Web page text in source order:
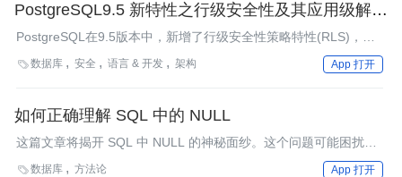
PostgreSQL9.5 新特性之行级安全性及其应用级解决
方案
PostgreSQL在9.5版本中，新增了行级安全性策略特性(RLS)，该
特性在数据安全体系提供了在传统的授权安全体系之外更细粒度的
控制。对应的，Oracle在很久之前提供了类似的VPD（Virtual
在SQL Server 2016中，也提供了类似的行级安全特性。如今
该技术做详细地介绍，然后提出对应的应用级解决方案。
数据库 安全 语言 & 开发 架构 App 打开
如何正确理解 SQL 中的 NULL
这篇文章将揭开 SQL 中 NULL 的神秘面纱。这个问题可能困扰着
很多初级开发者。
数据库 方法论 App 打开